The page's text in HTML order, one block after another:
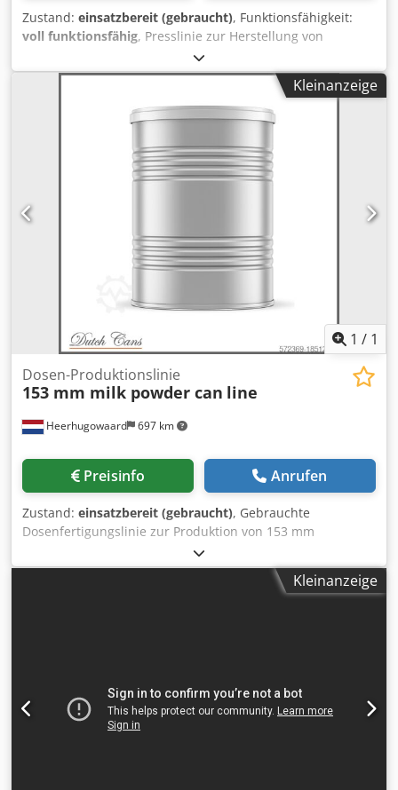
Zustand: einsatzbereit (gebraucht), Funktionsfähigkeit:
voll funktionsfähig, Presslinie zur Herstellung von
Dosenenden (Deckel und/oder Böden) Djdpfjx Ezuyex
Aqqjkr Bestehend aus: - Bliss 1831 Doppel-Stanzpresse -
Bliss Doppelbördelmaschine - IMC / Grace Compound-
Liner - Trocknungsanlage - Produktionskapazität: bis zu
600 Enden pro Minute
Kleinanzeige
1 / 1
Heerhugowaard 697 km
Dosen-Produktionslinie
153 mm milk powder can line
Preisinfo Anrufen
Zustand: einsatzbereit (gebraucht), Gebrauchte
Dosenfertigungslinie zur Produktion von 153 mm
Milchpulverdosen. Optional können auch andere
Dosengrößen angeboten oder auf 153 mm
Konservendosen eingestellt werden. - Krupp Sdvt Duplex-
Kleinanzeige